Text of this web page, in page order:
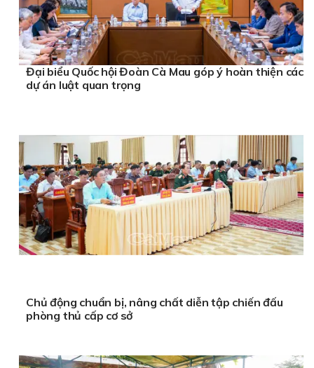
Đại biểu Quốc hội Đoàn Cà Mau góp ý hoàn thiện các
dự án luật quan trọng
Chủ động chuẩn bị, nâng chất diễn tập chiến đấu
phòng thủ cấp cơ sở